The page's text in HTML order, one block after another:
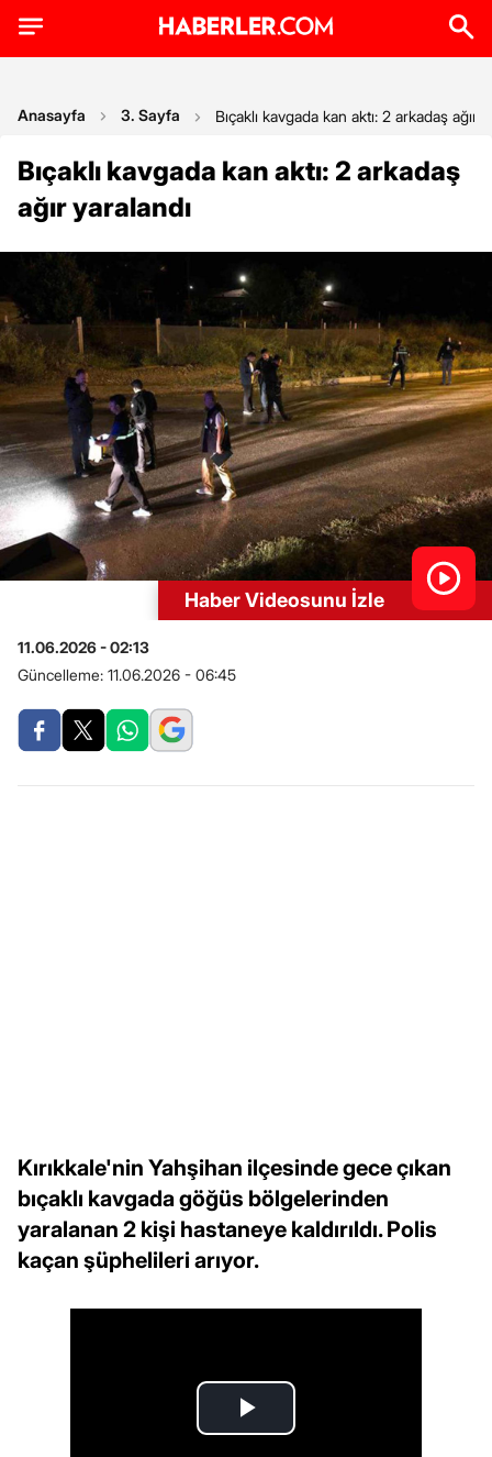
Anasayfa 3. Sayfa Bıçaklı kavgada kan aktı: 2 arkadaş ağır
Bıçaklı kavgada kan aktı: 2 arkadaş
ağır yaralandı
Haber Videosunu İzle
11.06.2026 - 02:13
Güncelleme: 11.06.2026 - 06:45
Kırıkkale'nin Yahşihan ilçesinde gece çıkan
bıçaklı kavgada göğüs bölgelerinden
yaralanan 2 kişi hastaneye kaldırıldı. Polis
kaçan şüphelileri arıyor.